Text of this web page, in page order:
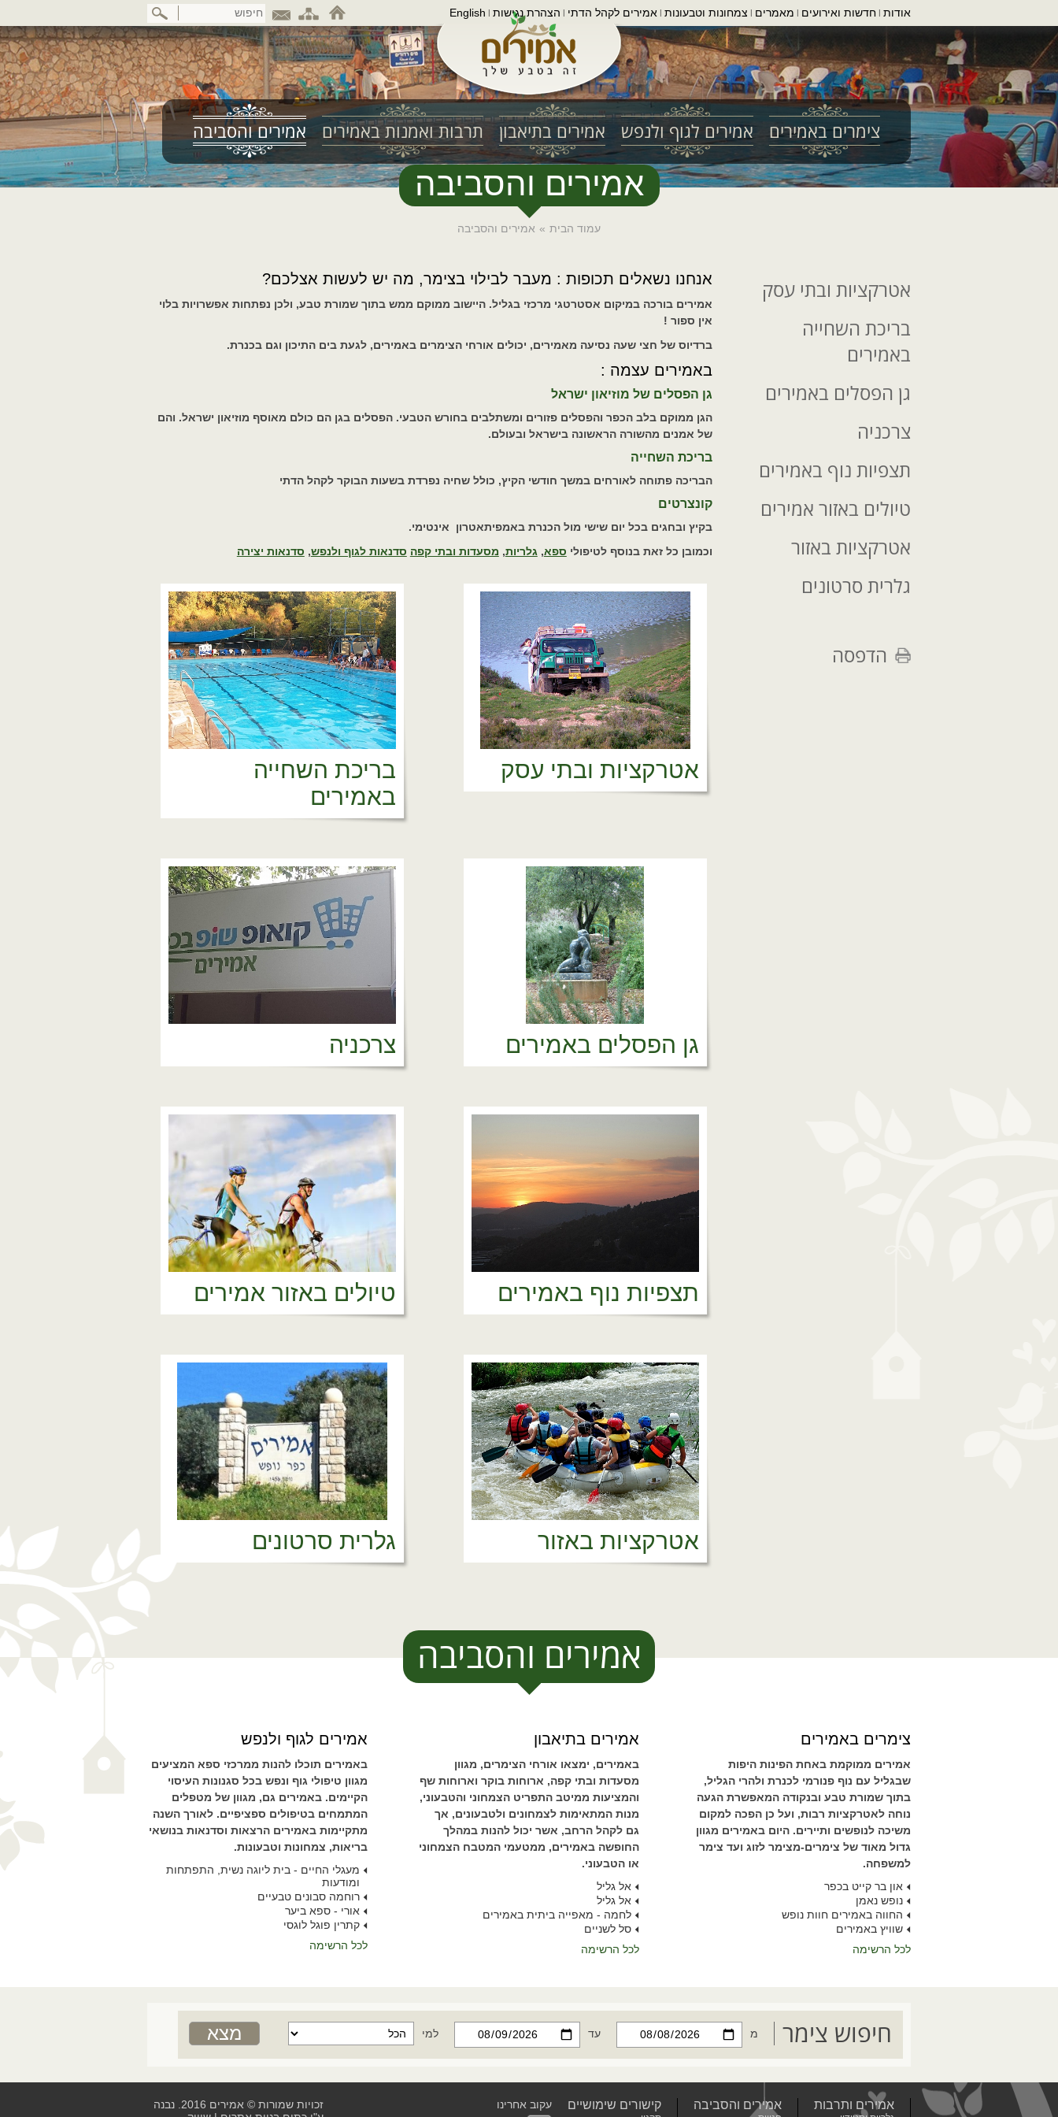
לתוכן
המרכזי
אודות | חדשות ואירועים | מאמרים | צמחונות וטבעונות | אמירים לקהל הדתי | הצהרת נגישות |
English
צימרים באמירים אמירים לגוף ולנפש אמירים בתיאבון תרבות ואמנות באמירים אמירים והסביבה
אמירים והסביבה
עמוד הבית » אמירים והסביבה
אנחנו נשאלים תכופות : מעבר לבילוי בצימר, מה יש לעשות אצלכם?
אמירים בורכה במיקום אסטרטגי מרכזי בגליל. היישוב ממוקם ממש בתוך שמורת טבע, ולכן נפתחות אפשרויות בלוי
אין ספור !
ברדיוס של חצי שעה נסיעה מאמירים, יכולים אורחי הצימרים באמירים, לגעת בים התיכון וגם בכנרת.
באמירים עצמה :
גן הפסלים של מוזיאון ישראל
הגן ממוקם בלב הכפר והפסלים פזורים ומשתלבים בחורש הטבעי. הפסלים בגן הם כולם מאוסף מוזיאון ישראל. והם
של אמנים מהשורה הראשונה בישראל ובעולם.
בריכת השחייה
הבריכה פתוחה לאורחים במשך חודשי הקיץ, כולל שחיה נפרדת בשעות הבוקר לקהל הדתי
קונצרטים
בקיץ ובחגים בכל יום שישי מול הכנרת באמפיתאטרון אינטימי.
וכמובן כל זאת בנוסף לטיפולי ספא, גלריות, מסעדות ובתי קפה סדנאות לגוף ולנפש, סדנאות יצירה
אטרקציות ובתי עסק
בריכת השחייה
באמירים
גן הפסלים באמירים צרכניה
תצפיות נוף באמירים טיולים באזור אמירים
אטרקציות באזור גלרית סרטונים
אטרקציות ובתי עסק
בריכת השחייה
באמירים
גן הפסלים באמירים
צרכניה
תצפיות נוף באמירים
טיולים באזור אמירים
אטרקציות באזור
גלרית סרטונים
הדפסה
אמירים והסביבה
צימרים באמירים
אמירים ממוקמת באחת הפינות היפות
שבגליל עם נוף פנורמי לכנרת ולהרי הגליל,
בתוך שמורת טבע ובנקודה המאפשרת הגעה
נוחה לאטרקציות רבות, ועל כן הפכה למקום
משיכה לנופשים ותיירים. היום באמירים מגוון
גדול מאוד של צימרים-מצימר לזוג ועד צימר
למשפחה.
און בר קייט בכפר
נופש נאמן
החווה באמירים חוות נופש
שוויץ באמירים
לכל הרשימה
אמירים בתיאבון
באמירים, ימצאו אורחי הצימרים, מגוון
מסעדות ובתי קפה, ארוחות בוקר וארוחות שף
והמציעות ממיטב התפריט הצמחוני והטבעוני,
מנות המתאימות לצמחונים ולטבעונים, אך
גם לקהל הרחב, אשר יכול להנות במהלך
החופשה באמירים, ממטעמי המטבח הצמחוני
או הטבעוני.
אל גליל
אל גליל
לחמה - מאפייה ביתית באמירים
סל לשניים
לכל הרשימה
אמירים לגוף ולנפש
באמירים תוכלו להנות ממרכזי ספא המציעים
מגוון טיפולי גוף ונפש בכל סגנונות העיסוי
הקיימים. באמירים גם, מגוון של מטפלים
המתמחים בטיפולים ספציפיים. לאורך השנה
מתקיימות באמירים הרצאות וסדנאות בנושאי
בריאות, צמחונות וטבעונות.
מעגלי החיים - בית ליוגה נשית, התפתחות
ומודעות
רוחמה סבונים טבעיים
אורי - ספא ביער
קתרין פוגל לוגסי
לכל הרשימה
חיפוש צימר מ עד למי
אמירים ותרבות אמירים והסביבה קישורים שימושיים עקוב אחרינו
זכויות שמורות © אמירים 2016. נבנה